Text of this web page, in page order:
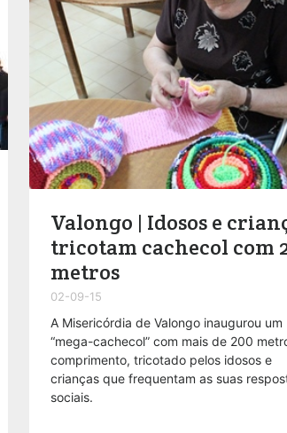
Valongo | Idosos e
tricotam cachecol com
metros
02-09-15
A Misericórdia de Valongo inaugurou um
“mega-cachecol” com mais de 200
comprimento, tricotado pelos idosos e
crianças que frequentam as suas
sociais.